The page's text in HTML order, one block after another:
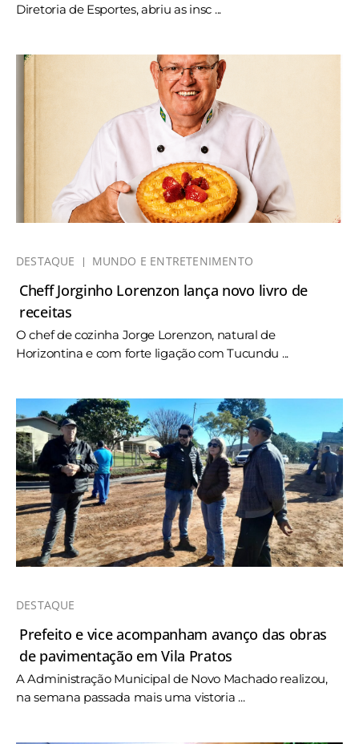
Diretoria de Esportes, abriu as insc ...
DESTAQUE MUNDO E ENTRETENIMENTO
Cheff Jorginho Lorenzon lança novo livro de
receitas
O chef de cozinha Jorge Lorenzon, natural de
Horizontina e com forte ligação com Tucundu ...
DESTAQUE
Prefeito e vice acompanham avanço das obras
de pavimentação em Vila Pratos
A Administração Municipal de Novo Machado realizou,
na semana passada mais uma vistoria ...